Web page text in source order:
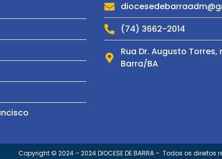
(74) 3662-2014
Rua Dr. Augusto
Barra/BA
Copyright © 2024 – 2024 DIOCESE DE BARRA – Todos os